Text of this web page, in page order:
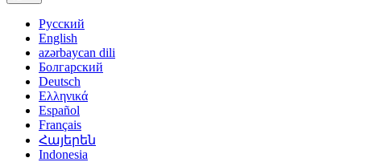
Русский
English
azərbaycan dili
Болгарский
Deutsch
Ελληνικά
Español
Français
Հայերեն
Indonesia